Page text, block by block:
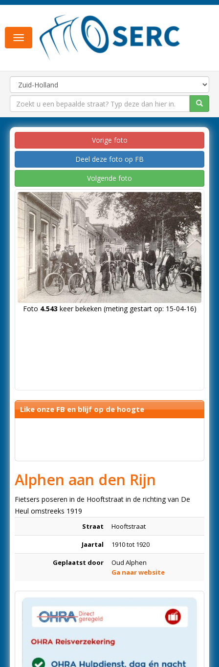
Toggle
navigation
Vorige foto
Deel deze foto op FB
Volgende foto
Foto 4.543 keer bekeken (meting gestart op: 15-04-16)
Like onze FB en blijf op de hoogte
Alphen aan den Rijn
Fietsers poseren in de Hooftstraat in de richting van De
Heul omstreeks 1919
Straat Hooftstraat
Jaartal 1910 tot 1920
Geplaatst door
Oud Alphen
Ga naar website